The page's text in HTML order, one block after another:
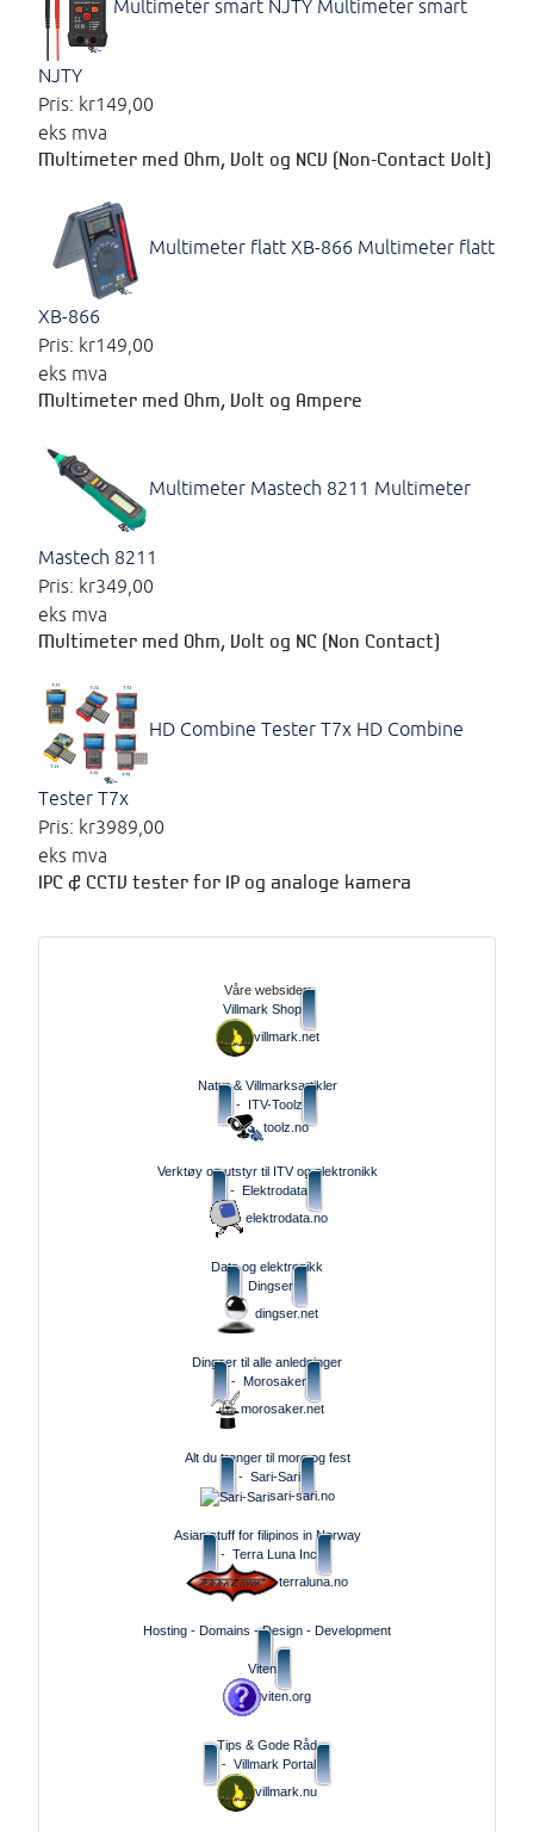
Multimeter smart NJTY Multimeter smart
NJTY
Pris: kr149,00
eks mva
Multimeter med Ohm, Volt og NCV (Non-Contact Volt)
Multimeter flatt XB-866 Multimeter flatt
XB-866
Pris: kr149,00
eks mva
Multimeter med Ohm, Volt og Ampere
Multimeter Mastech 8211 Multimeter
Mastech 8211
Pris: kr349,00
eks mva
Multimeter med Ohm, Volt og NC (Non Contact)
HD Combine Tester T7x HD Combine
Tester T7x
Pris: kr3989,00
eks mva
IPC & CCTV tester for IP og analoge kamera
Våre websider:
Villmark Shop
villmark.net
Natur & Villmarksartikler
-
ITV-Toolz
toolz.no
Verktøy og utstyr til ITV og elektronikk
-
Elektrodata
elektrodata.no
Data og elektronikk
Dingser
dingser.net
Dingser til alle anledninger
- Morosaker
morosaker.net
Alt du trenger til moro og fest
- Sari-Sari
sari-sari.no
Asian stuff for filipinos in Norway
- Terra Luna Inc
terraluna.no
Hosting - Domains - Design - Development
Viten
viten.org
Tips & Gode Råd
- Villmark Portal
villmark.nu